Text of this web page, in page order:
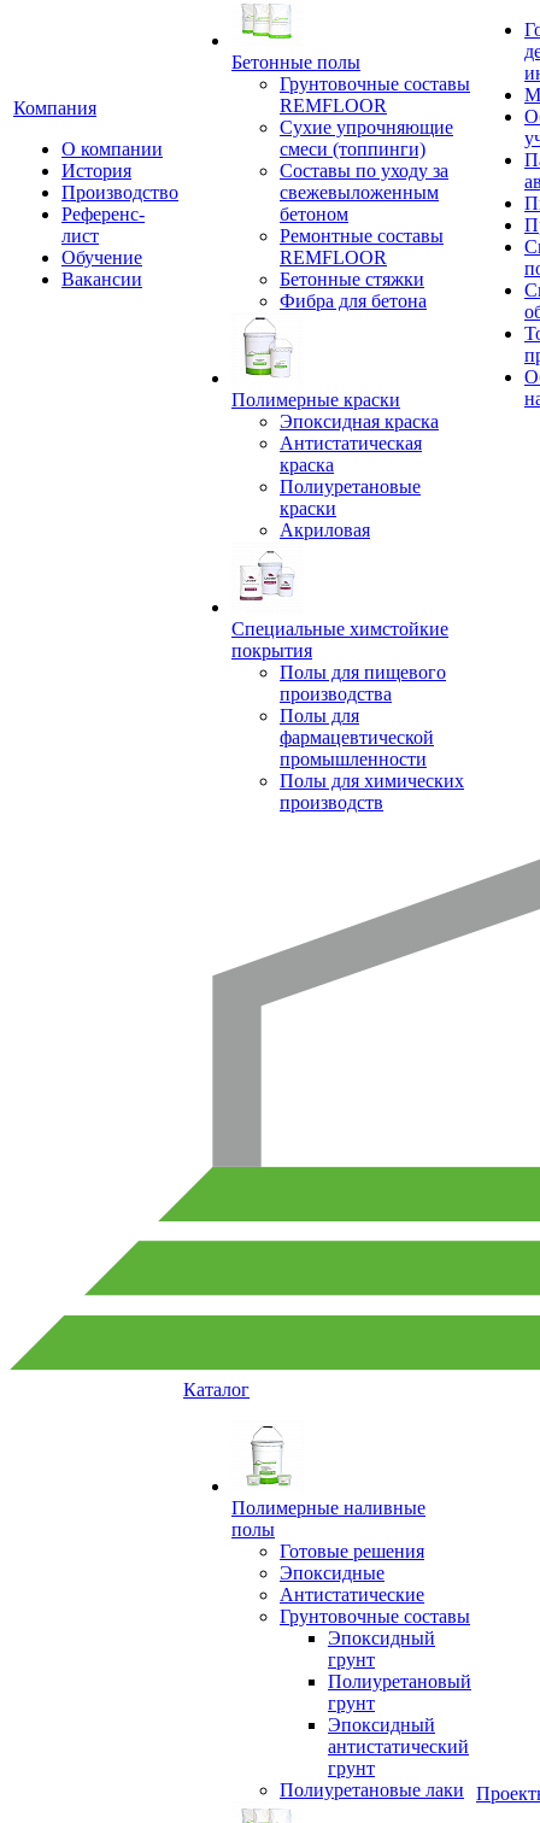
Компания
О компании
История
Производство
Референс-
лист
Обучение
Вакансии
Бетонные полы
Грунтовочные составы
REMFLOOR
Сухие упрочняющие
смеси (топпинги)
Составы по уходу за
свежевыложенным
бетоном
Ремонтные составы
REMFLOOR
Бетонные стяжки
Фибра для бетона
Полимерные краски
Эпоксидная краска
Антистатическая
краска
Полиуретановые
краски
Акриловая
Специальные химстойкие
покрытия
Полы для пищевого
производства
Полы для
фармацевтической
промышленности
Полы для химических
производств
Каталог
Полимерные наливные
полы
Готовые решения
Эпоксидные
Антистатические
Грунтовочные составы
Эпоксидный
грунт
Полиуретановый
грунт
Эпоксидный
антистатический
грунт
Полиуретановые лаки